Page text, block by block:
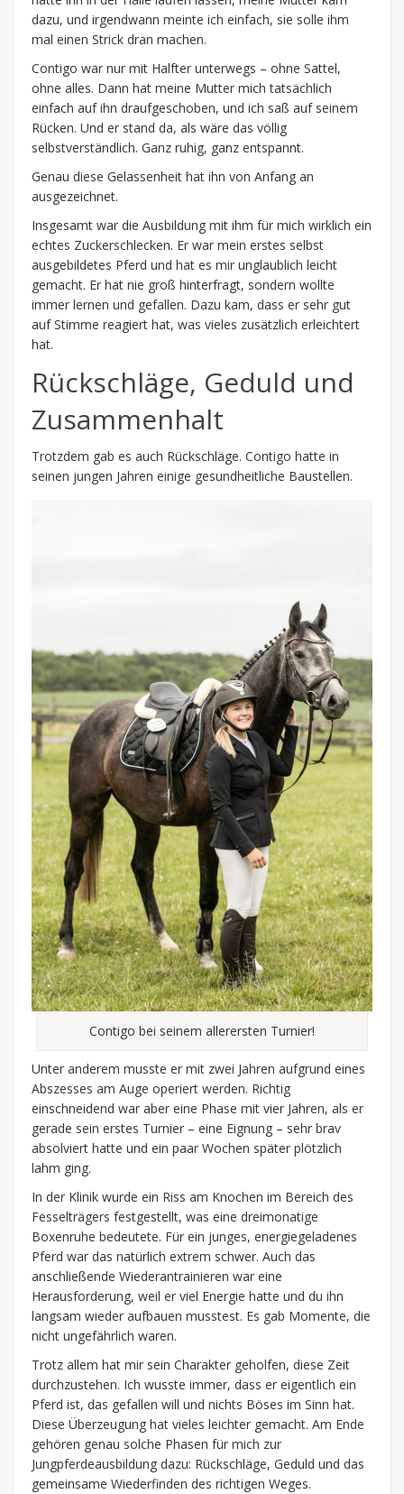
dazu, und irgendwann meinte ich einfach, sie solle ihm
mal einen Strick dran machen.
Contigo war nur mit Halfter unterwegs – ohne Sattel,
ohne alles. Dann hat meine Mutter mich tatsächlich
einfach auf ihn draufgeschoben, und ich saß auf seinem
Rücken. Und er stand da, als wäre das völlig
selbstverständlich. Ganz ruhig, ganz entspannt.
Genau diese Gelassenheit hat ihn von Anfang an
ausgezeichnet.
Insgesamt war die Ausbildung mit ihm für mich wirklich ein
echtes Zuckerschlecken. Er war mein erstes selbst
ausgebildetes Pferd und hat es mir unglaublich leicht
gemacht. Er hat nie groß hinterfragt, sondern wollte
immer lernen und gefallen. Dazu kam, dass er sehr gut
auf Stimme reagiert hat, was vieles zusätzlich erleichtert
hat.
Rückschläge, Geduld und
Zusammenhalt
Trotzdem gab es auch Rückschläge. Contigo hatte in
seinen jungen Jahren einige gesundheitliche Baustellen.
Contigo bei seinem allerersten Turnier!
Unter anderem musste er mit zwei Jahren aufgrund eines
Abszesses am Auge operiert werden. Richtig
einschneidend war aber eine Phase mit vier Jahren, als er
gerade sein erstes Turnier – eine Eignung – sehr brav
absolviert hatte und ein paar Wochen später plötzlich
lahm ging.
In der Klinik wurde ein Riss am Knochen im Bereich des
Fesselträgers festgestellt, was eine dreimonatige
Boxenruhe bedeutete. Für ein junges, energiegeladenes
Pferd war das natürlich extrem schwer. Auch das
anschließende Wiederantrainieren war eine
Herausforderung, weil er viel Energie hatte und du ihn
langsam wieder aufbauen musstest. Es gab Momente, die
nicht ungefährlich waren.
Trotz allem hat mir sein Charakter geholfen, diese Zeit
durchzustehen. Ich wusste immer, dass er eigentlich ein
Pferd ist, das gefallen will und nichts Böses im Sinn hat.
Diese Überzeugung hat vieles leichter gemacht. Am Ende
gehören genau solche Phasen für mich zur
Jungpferdeausbildung dazu: Rückschläge, Geduld und das
gemeinsame Wiederfinden des richtigen Weges.